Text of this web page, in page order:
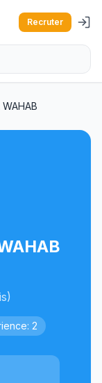
Recruter
WAHAB
2